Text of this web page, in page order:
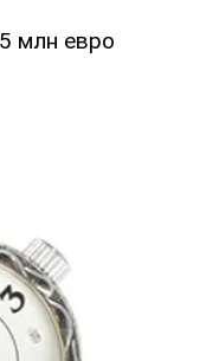
млн евро